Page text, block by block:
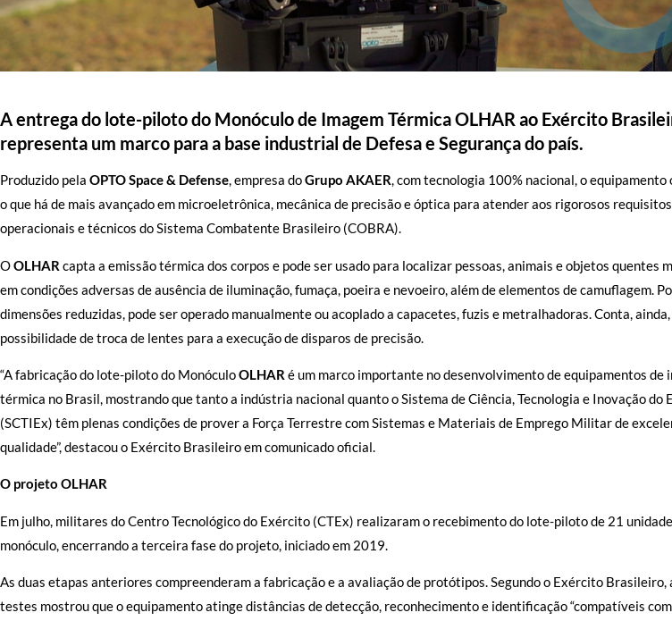
A entrega do lote-piloto do Monóculo de Imagem Térmica OLHAR ao Exército
representa um marco para a base industrial de Defesa e Segurança do país.
Produzido pela OPTO Space & Defense, empresa doGrupo AKAER, com tecnologia 100% nacional, o equipamento
o que há de mais avançado em microeletrônica, mecânica de precisão e óptica para atender aos rigorosos requisitos
operacionais e técnicos do Sistema Combatente Brasileiro (COBRA).
OOLHAR capta a emissão térmica dos corpos e pode ser usado para localizar pessoas, animais e objetos quentes
em condições adversas de ausência de iluminação, fumaça, poeira e nevoeiro, além de elementos de camuflagem.
dimensões reduzidas, pode ser operado manualmente ou acoplado a capacetes, fuzis e metralhadoras. Conta, ainda,
possibilidade de troca de lentes para a execução de disparos de precisão.
“A fabricação do lote-piloto do MonóculoOLHAR é um marco importante no desenvolvimento de equipamentos de
térmica no Brasil, mostrando que tanto a indústria nacional quanto o Sistema de Ciência, Tecnologia e Inovação do
(SCTIEx) têm plenas condições de prover a Força Terrestre com Sistemas e Materiais de Emprego Militar de
qualidade”, destacou o Exército Brasileiro em comunicado oficial.
O projeto OLHAR
Em julho, militares do Centro Tecnológico do Exército (CTEx) realizaram o recebimento do lote-piloto de 21
monóculo, encerrando a terceira fase do projeto, iniciado em 2019.
As duas etapas anteriores compreenderam a fabricação e a avaliação de protótipos. Segundo o Exército Brasileiro,
testes mostrou que o equipamento atinge distâncias de detecção, reconhecimento e identificação “compatíveis